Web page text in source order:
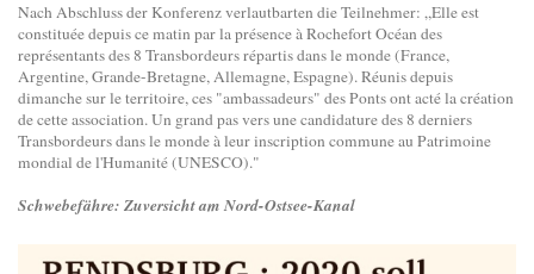
Nach Abschluss der Konferenz verlautbarten die Teilnehmer: „Elle est
constituée depuis ce matin par la présence à Rochefort Océan des
représentants des 8 Transbordeurs répartis dans le monde (France,
Argentine, Grande-Bretagne, Allemagne, Espagne). Réunis depuis
dimanche sur le territoire, ces "ambassadeurs" des Ponts ont acté la création
de cette association. Un grand pas vers une candidature des 8 derniers
Transbordeurs dans le monde à leur inscription commune au Patrimoine
mondial de l'Humanité (UNESCO)."
Schwebefähre: Zuversicht am Nord-Ostsee-Kanal